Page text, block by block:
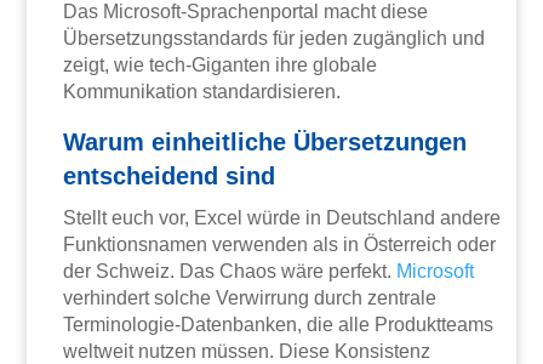
Das Microsoft-Sprachenportal macht diese
Übersetzungsstandards für jeden zugänglich und
zeigt, wie tech-Giganten ihre globale
Kommunikation standardisieren.
Warum einheitliche Übersetzungen
entscheidend sind
Stellt euch vor, Excel würde in Deutschland andere
Funktionsnamen verwenden als in Österreich oder
der Schweiz. Das Chaos wäre perfekt. Microsoft
verhindert solche Verwirrung durch zentrale
Terminologie-Datenbanken, die alle Produktteams
weltweit nutzen müssen. Diese Konsistenz